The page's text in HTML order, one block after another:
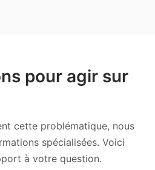
pour agir sur
cette problématique, nous
spécialisées. Voici
à votre question.